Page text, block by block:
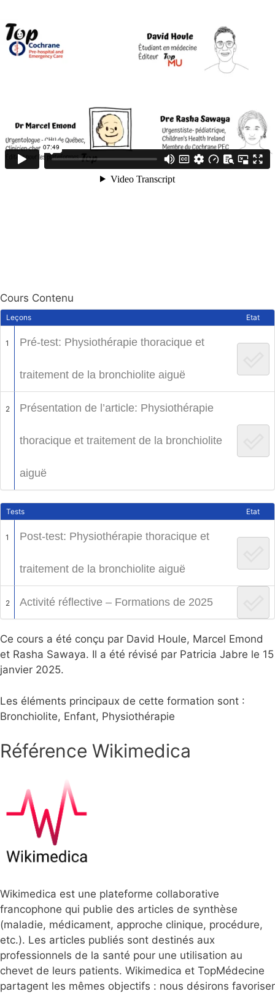
Cours Contenu
Leçons Etat
1 Pré-test: Physiothérapie thoracique et
traitement de la bronchiolite aiguë
2 Présentation de l’article: Physiothérapie
thoracique et traitement de la bronchiolite
aiguë
Tests Etat
1 Post-test: Physiothérapie thoracique et
traitement de la bronchiolite aiguë
2 Activité réflective – Formations de 2025
Ce cours a été conçu par David Houle, Marcel Emond
et Rasha Sawaya. Il a été révisé par Patricia Jabre le 15
janvier 2025.
Les éléments principaux de cette formation sont :
Bronchiolite, Enfant, Physiothérapie
Référence Wikimedica
Wikimedica est une plateforme collaborative
francophone qui publie des articles de synthèse
(maladie, médicament, approche clinique, procédure,
etc.). Les articles publiés sont destinés aux
professionnels de la santé pour une utilisation au
chevet de leurs patients. Wikimedica et TopMédecine
partagent les mêmes objectifs : nous désirons favoriser